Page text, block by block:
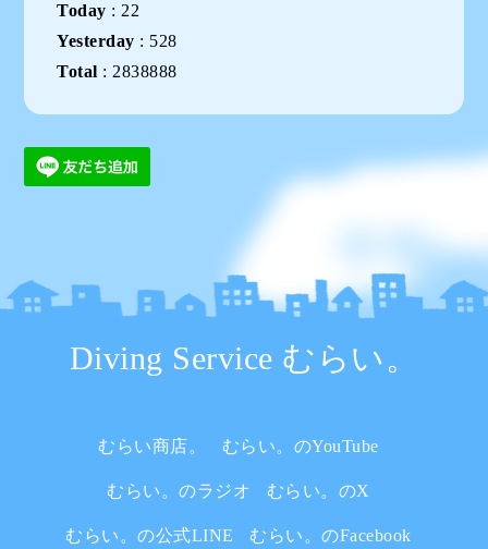
Today : 22
Yesterday : 528
Total : 2838888
Diving Service むらい。
むらい商店。 むらい。のYouTube
むらい。のラジオ むらい。のX
むらい。の公式LINE むらい。のFacebook